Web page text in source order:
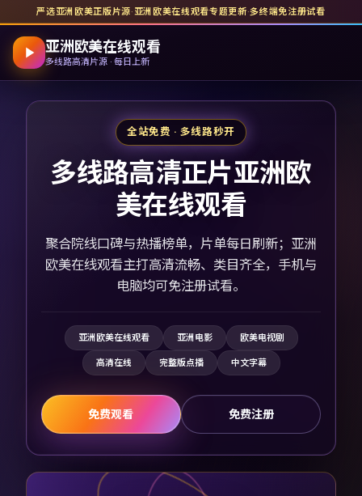
严选亚洲欧美正版片源· 亚洲欧美在线观看专题更新·多终端免注册试看
亚洲欧美在线观看
多线路高清片源 · 每日上新
全站免费 · 多线路秒开
多线路高清正片亚洲欧
美在线观看
聚合院线口碑与热播榜单，片单每日刷新；亚洲
欧美在线观看主打高清流畅、类目齐全，手机与
电脑均可免注册试看。
亚洲欧美在线观看 亚洲电影 欧美电视剧
高清在线 完整版点播 中文字幕
免费观看 免费注册